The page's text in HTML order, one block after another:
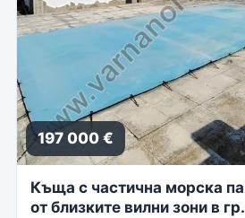
197 000 €
Къща с частична морска
от близките вилни зони в